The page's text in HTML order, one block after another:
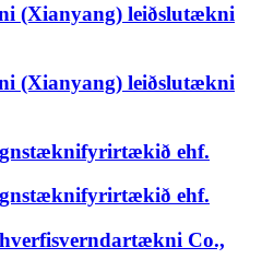
(Xianyang) leiðslutækni
(Xianyang) leiðslutækni
ehf.
ehf.
Co.,